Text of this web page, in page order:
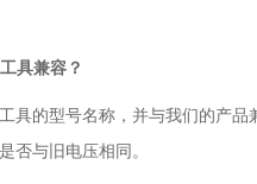
具兼容？
具的型号名称，并与我们的产
否与旧电压相同。